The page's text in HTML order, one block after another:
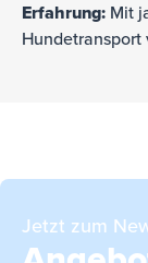
Erfahrung: Mit
Hundetransport
Jetzt zum